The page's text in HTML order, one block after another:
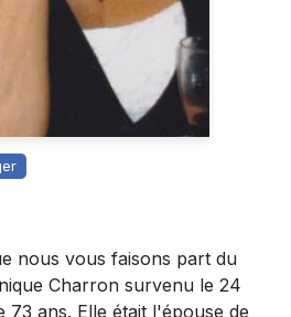
nous vous faisons part du
Charron survenu le 24
73 ans. Elle était l'épouse de